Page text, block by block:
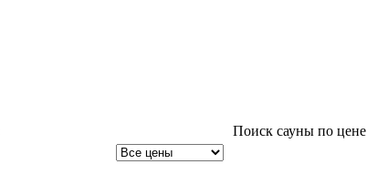
Поиск сауны по цене